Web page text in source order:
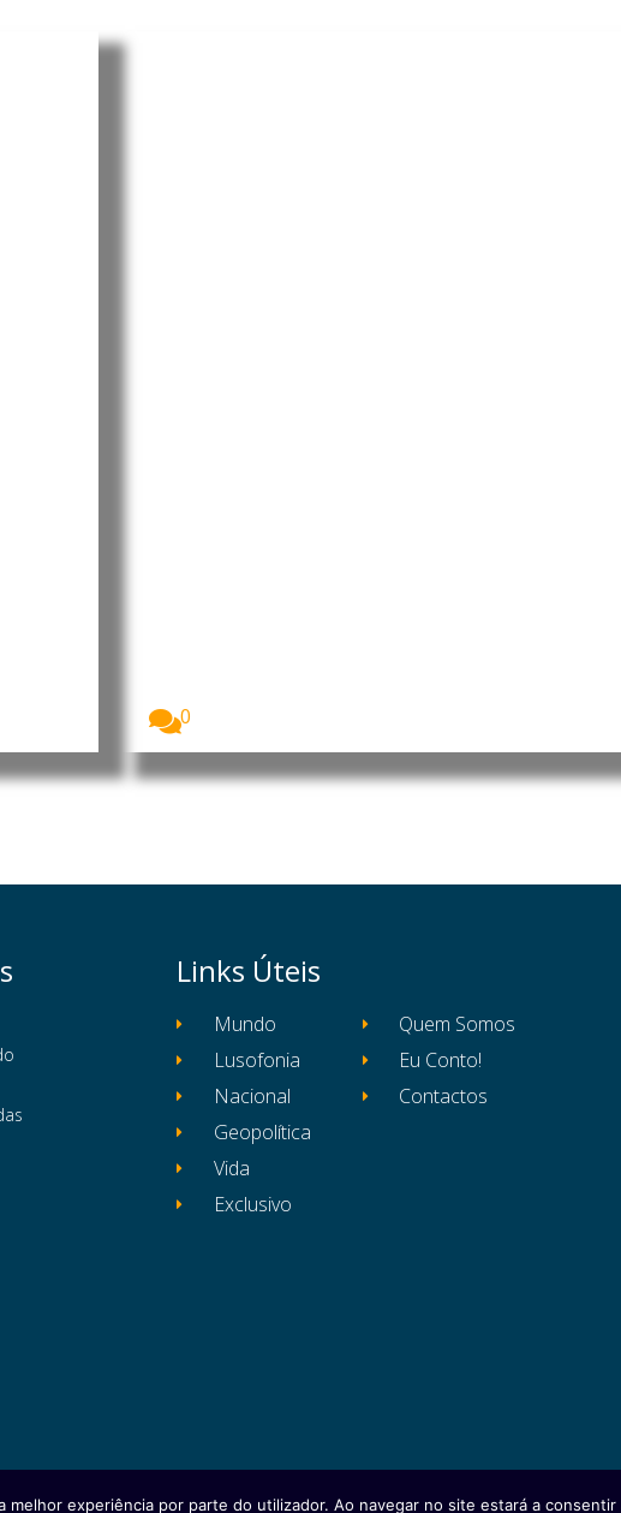
0
Links Úteis
Mundo
Lusofonia
Nacional
Geopolítica
Vida
Exclusivo
Quem Somos
Eu Conto!
Contactos
os direitos reservados Ficha Técnica Estatuto
melhor experiência por parte do utilizador. Ao navegar no site estará a consentir